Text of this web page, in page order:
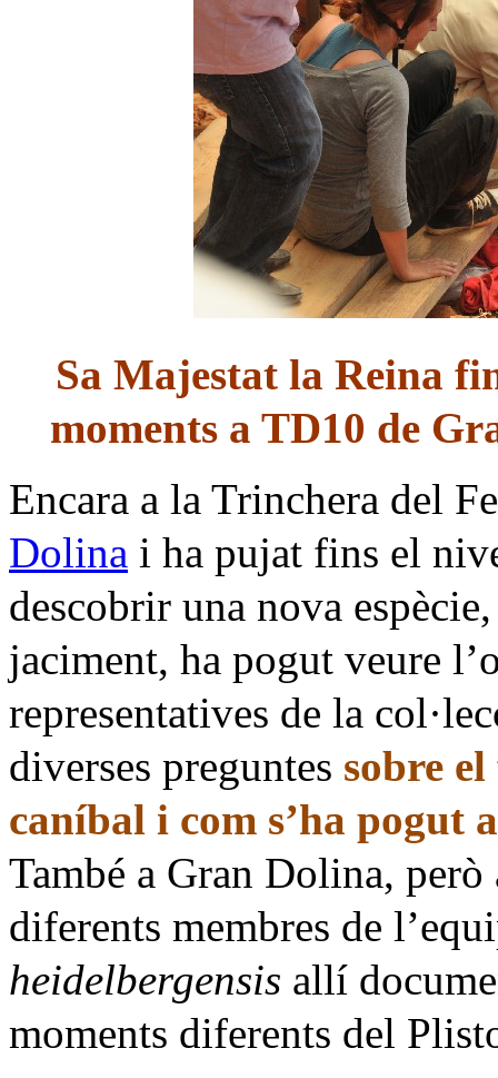
Sa Majestat la Reina
moments a TD10 de
Encara a la Trinchera del
Dolina i ha pujat fins el
descobrir una nova
jaciment, ha pogut veure
representatives de la
diverses preguntes sobre el
caníbal i com s’ha pogut
També a Gran Dolina,
diferents membres de
heidelbergensis allí
moments diferents del